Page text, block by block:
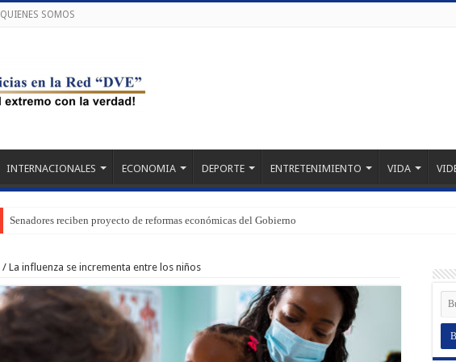
QUIENES SOMOS
INTERNACIONALES ECONOMIA DEPORTE ENTRETENIMIENTO VIDA
Senadores reciben proyecto de reformas económicas del Gobierno
/ La influenza se incrementa entre los niños